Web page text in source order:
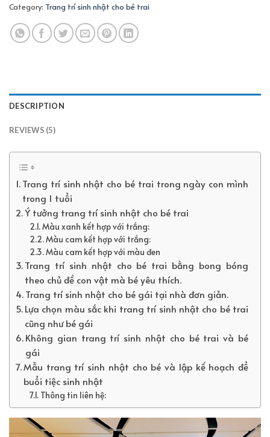
Category: Trang trí sinh nhật cho bé trai
DESCRIPTION
REVIEWS (5)
Trang trí sinh nhật cho bé trai trong ngày con mình
trong 1 tuổi
Ý tưởng trang trí sinh nhật cho bé trai
Màu xanh kết hợp với trắng:
Màu cam kết hợp với trắng:
Màu cam kết hợp với màu đen
Trang trí sinh nhật cho bé trai bằng bong bóng
theo chủ đề con vật mà bé yêu thích.
Trang trí sinh nhật cho bé gái tại nhà đơn giản.
Lựa chọn màu sắc khi trang trí sinh nhật cho bé trai
cũng như bé gái
Không gian trang trí sinh nhật cho bé trai và bé
gái
Mẫu trang trí sinh nhật cho bé và lập kế hoạch để
buổi tiệc sinh nhật
Thông tin liên hệ: